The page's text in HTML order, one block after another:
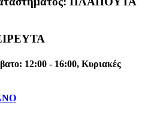
12:00 - 16:00, Κυριακές